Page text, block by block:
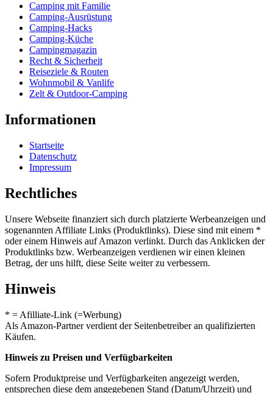
Camping mit Familie
Camping-Ausrüstung
Camping-Hacks
Camping-Küche
Campingmagazin
Recht & Sicherheit
Reiseziele & Routen
Wohnmobil & Vanlife
Zelt & Outdoor-Camping
Informationen
Startseite
Datenschutz
Impressum
Rechtliches
Unsere Webseite finanziert sich durch platzierte Werbeanzeigen und
sogenannten Affiliate Links (Produktlinks). Diese sind mit einem *
oder einem Hinweis auf Amazon verlinkt. Durch das Anklicken der
Produktlinks bzw. Werbeanzeigen verdienen wir einen kleinen
Betrag, der uns hilft, diese Seite weiter zu verbessern.
Hinweis
* = Afilliate-Link (=Werbung)
Als Amazon-Partner verdient der Seitenbetreiber an qualifizierten
Käufen.
Hinweis zu Preisen und Verfügbarkeiten
Sofern Produktpreise und Verfügbarkeiten angezeigt werden,
entsprechen diese dem angegebenen Stand (Datum/Uhrzeit) und